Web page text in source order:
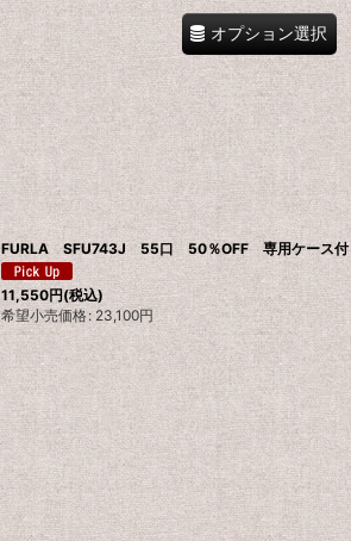
オプション選択
FURLA SFU743J 55口 50％OFF 専用ケース付
11,550円(税込)
希望小売価格: 23,100円